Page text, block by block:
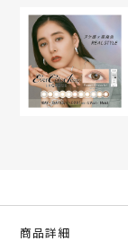
商品詳細